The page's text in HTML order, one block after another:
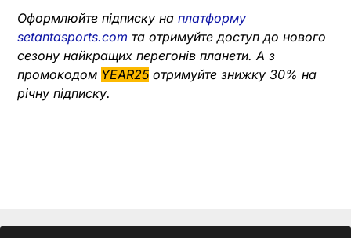
Оформлюйте підписку на платформу
setantasports.com та отримуйте доступ до нового
сезону найкращих перегонів планети. А з
промокодом YEAR25отримуйте знижку 30% на
річну підписку.